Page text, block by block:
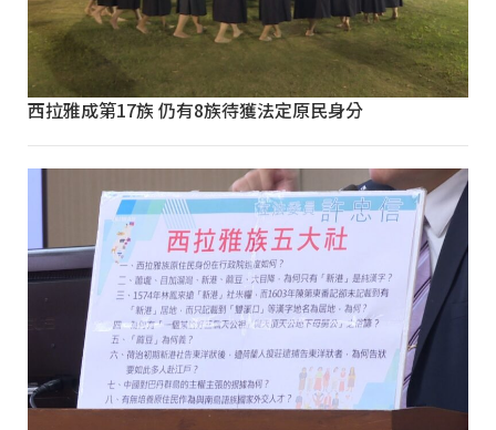
西拉雅成第17族 仍有8族待獲法定原民身分